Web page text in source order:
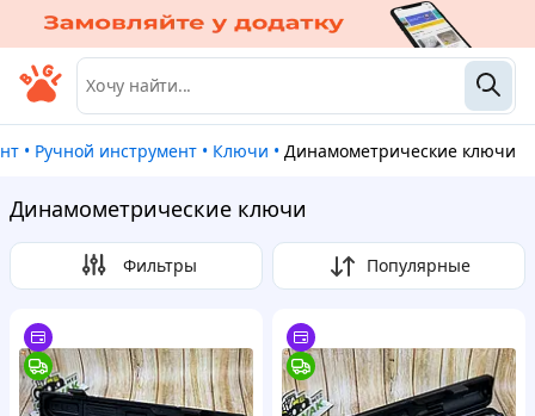
• Ручной инструмент • Ключи • Динамометрические ключи
Динамометрические ключи
Фильтры Популярные